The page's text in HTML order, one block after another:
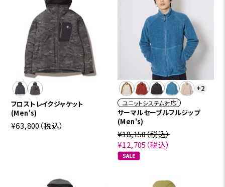
フロストレイクジャケット
(Men's)
¥63,800 （税込）
+2
ユニットシステム対応
サーマルセーブルフルジップ
(Men's)
¥18,150（税込）
¥12,705 （税込）